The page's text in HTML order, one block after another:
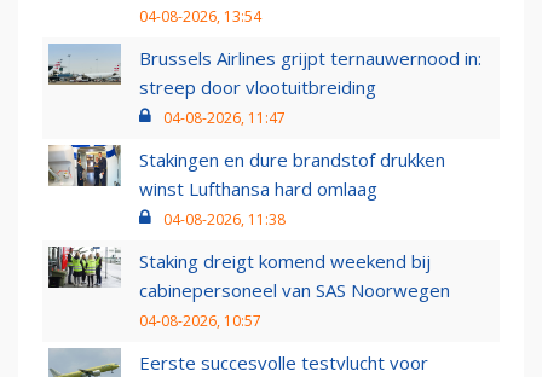
04-08-2026, 13:54
Brussels Airlines grijpt ternauwernood in:
streep door vlootuitbreiding
04-08-2026, 11:47
Stakingen en dure brandstof drukken
winst Lufthansa hard omlaag
04-08-2026, 11:38
Staking dreigt komend weekend bij
cabinepersoneel van SAS Noorwegen
04-08-2026, 10:57
Eerste succesvolle testvlucht voor